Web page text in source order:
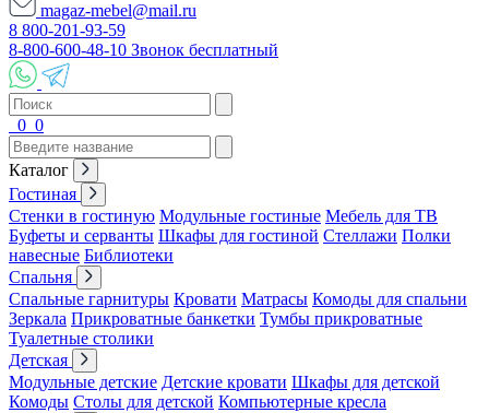
magaz-mebel@mail.ru
8 800-201-93-59
8-800-600-48-10 Звонок бесплатный
0 0
Каталог
Гостиная
Стенки в гостиную Модульные гостиные Мебель для ТВ
Буфеты и серванты Шкафы для гостиной Стеллажи Полки
навесные Библиотеки
Спальня
Спальные гарнитуры Кровати Матрасы Комоды для спальни
Зеркала Прикроватные банкетки Тумбы прикроватные
Туалетные столики
Детская
Модульные детские Детские кровати Шкафы для детской
Комоды Столы для детской Компьютерные кресла